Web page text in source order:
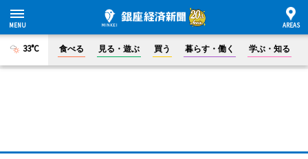
33°C 食べる 見る・遊ぶ 買う 暮らす・働く 学ぶ・知る